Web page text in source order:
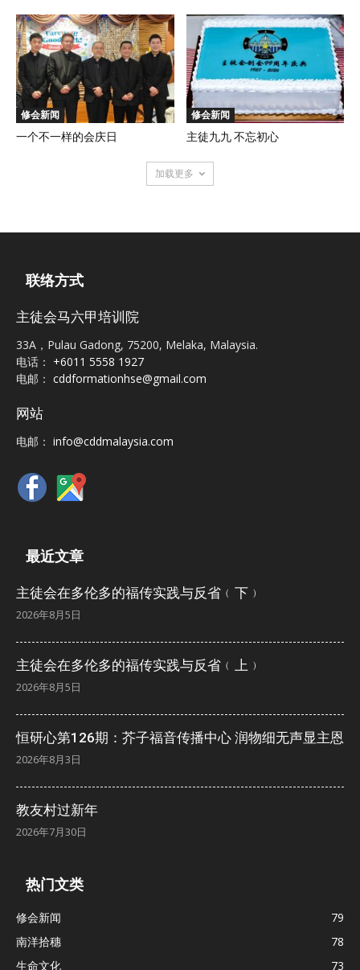
修会新闻
一个不一样的会庆日
修会新闻
主徒九九 不忘初心
加载更多
联络方式
主徒会马六甲培训院
33A，Pulau Gadong, 75200, Melaka, Malaysia.
电话： +6011 5558 1927
电邮： cddformationhse@gmail.com
网站
电邮： info@cddmalaysia.com
最近文章
主徒会在多伦多的福传实践与反省﹙下﹚
2026年8月5日
主徒会在多伦多的福传实践与反省﹙上﹚
2026年8月5日
恒研心第126期：芥子福音传播中心 润物细无声显主恩
2026年8月3日
教友村过新年
2026年7月30日
热门文类
修会新闻
79
南洋拾穗
78
生命文化
73